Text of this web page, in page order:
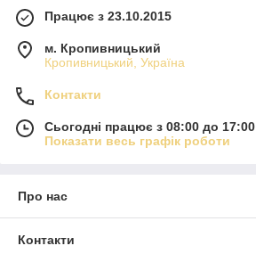
Працює з 23.10.2015
м. Кропивницький
Кропивницький, Україна
Контакти
Сьогодні працює з 08:00 до 17:00
Показати весь графік роботи
Про нас
Контакти